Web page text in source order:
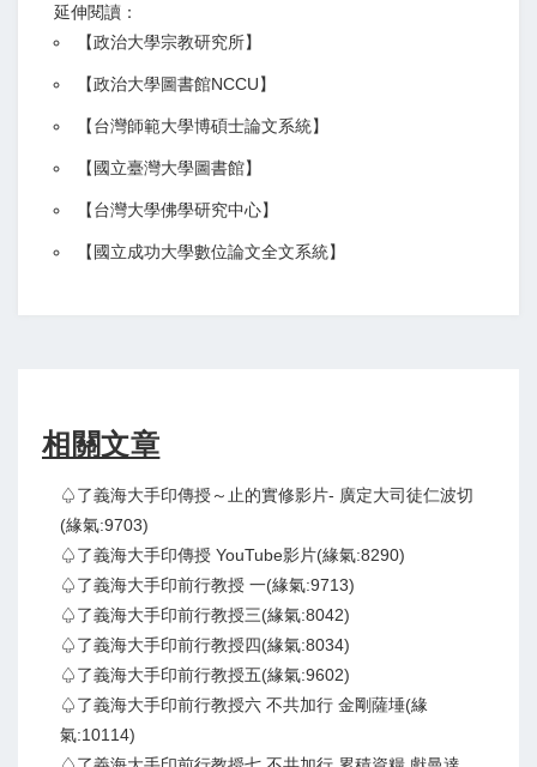
延伸閱讀：
【政治大學宗教研究所】
【政治大學圖書館NCCU】
【台灣師範大學博碩士論文系統】
【 國立臺灣大學圖書館】
【台灣大學佛學研究中心】
【 國立成功大學數位論文全文系統】
相關文章
♤了義海大手印傳授～止的實修影片- 廣定大司徒仁波切
(緣氣:9703)
♤了義海大手印傳授 YouTube影片(緣氣:8290)
♤了義海大手印前行教授 一(緣氣:9713)
♤了義海大手印前行教授三(緣氣:8042)
♤了義海大手印前行教授四(緣氣:8034)
♤了義海大手印前行教授五(緣氣:9602)
♤了義海大手印前行教授六 不共加行 金剛薩埵(緣
氣:10114)